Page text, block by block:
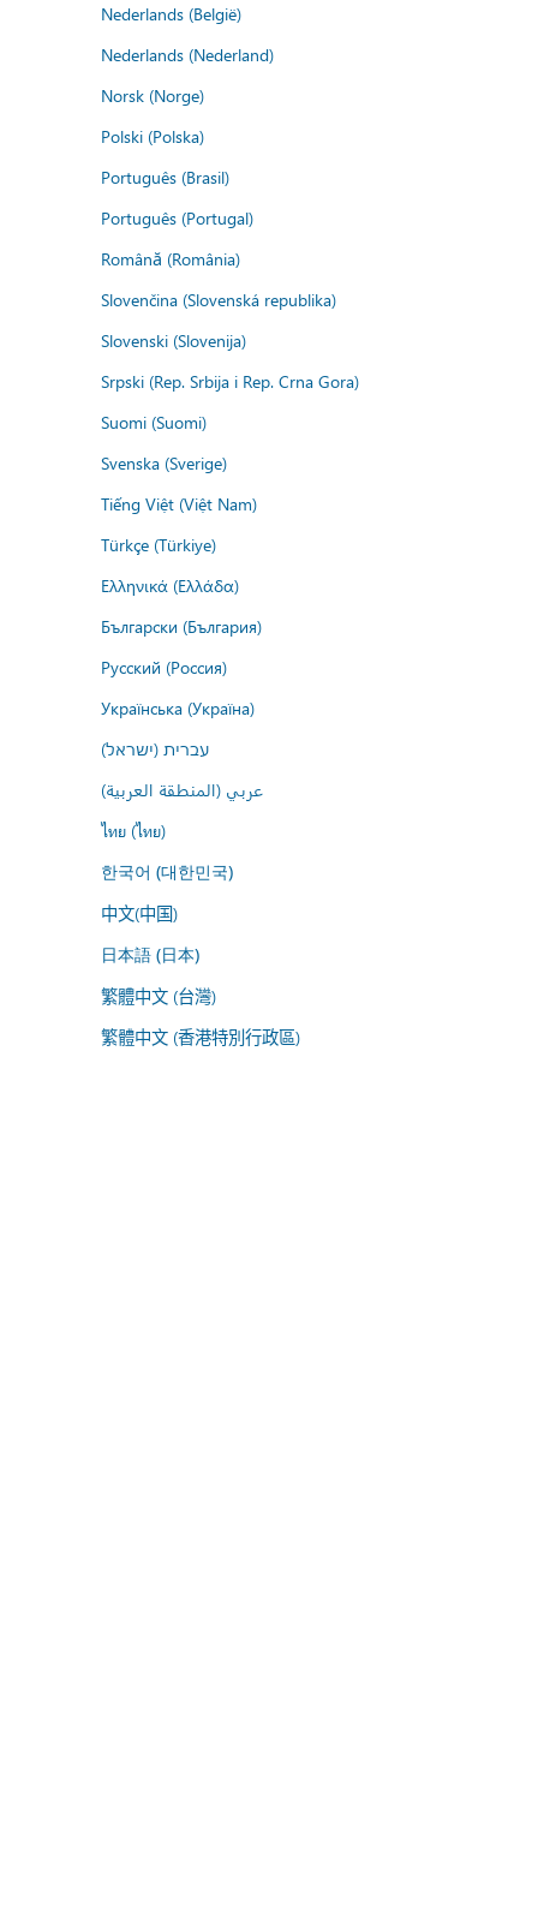
Nederlands (België)
Nederlands (Nederland)
Norsk (Norge)
Polski (Polska)
Português (Brasil)
Português (Portugal)
Română (România)
Slovenčina (Slovenská republika)
Slovenski (Slovenija)
Srpski (Rep. Srbija i Rep. Crna Gora)
Suomi (Suomi)
Svenska (Sverige)
Tiếng Việt (Việt Nam)
Türkçe (Türkiye)
Ελληνικά (Ελλάδα)
Български (България)
Русский (Россия)
Українська (Україна)
עברית (ישראל)
عربي (المنطقة العربية)
ไทย (ไทย)
한국어 (대한민국)
中文(中国)
日本語 (日本)
繁體中文 (台灣)
繁體中文 (香港特別行政區)